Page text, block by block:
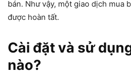
bán. Như vậy, một giao dịch mua
được hoàn tất.
Cài đặt và sử
nào?